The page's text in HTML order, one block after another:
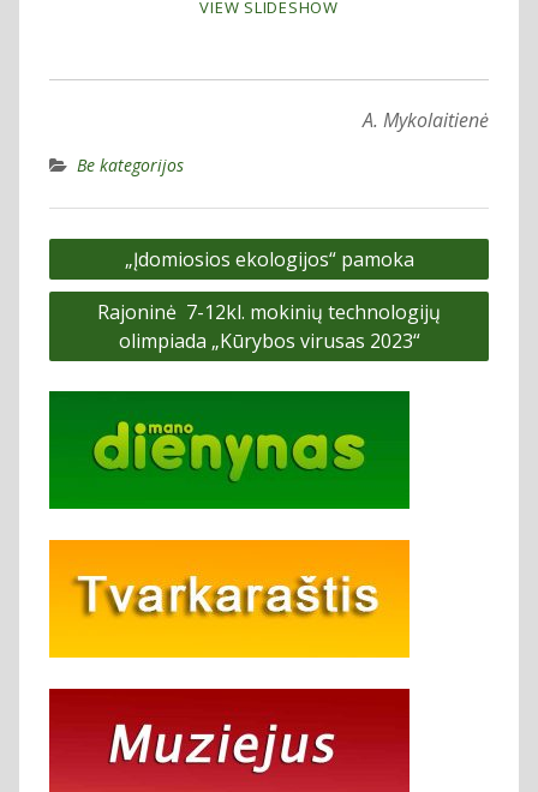
VIEW SLIDESHOW
A. Mykolaitienė
Be kategorijos
Navigacija
tarp
įrašų
„Įdomiosios ekologijos“ pamoka
Rajoninė 7-12kl. mokinių technologijų
olimpiada „Kūrybos virusas 2023“